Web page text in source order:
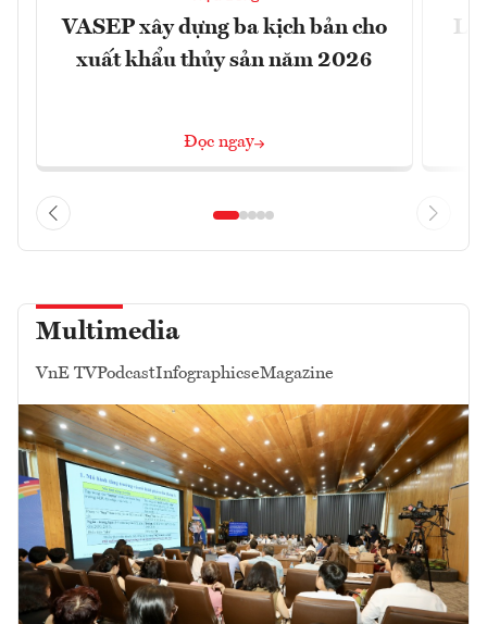
VASEP xây dựng ba kịch bản cho
xuất khẩu thủy sản năm 2026
Đọc ngay
Multimedia
VnE TVPodcastInfographicseMagazine